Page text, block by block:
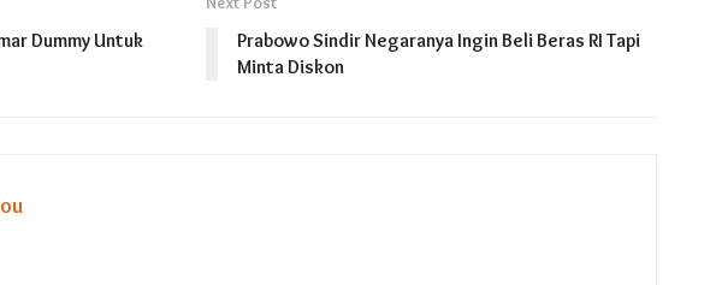
Dummy Untuk
Prabowo Sindir Negaranya Ingin Beli Beras RI Tapi
Minta Diskon